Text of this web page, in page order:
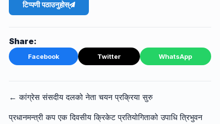
टिप्पणी पठाउनुहोस्
Share:
Facebook Twitter WhatsApp
← कांग्रेस संसदीय दलको नेता चयन प्रक्रिया सुरु
प्रधानमन्त्री कप एक दिवसीय क्रिकेट प्रतियोगिताको उपाधि त्रिभुवन